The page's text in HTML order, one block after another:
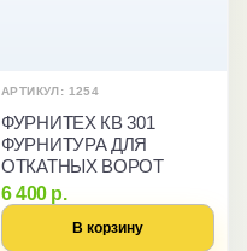
АРТИКУЛ: 1254
ФУРНИТЕХ КВ 301
ФУРНИТУРА ДЛЯ
ОТКАТНЫХ ВОРОТ
6 400 р.
В корзину